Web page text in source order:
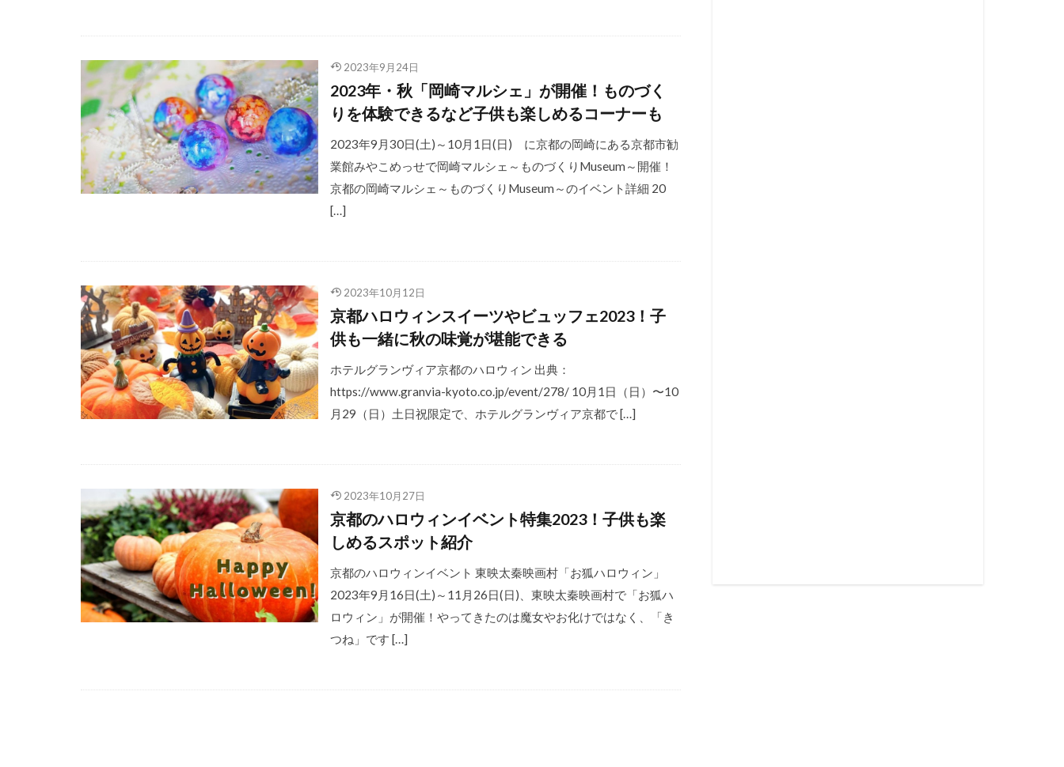
2023年9月24日
2023年・秋「岡崎マルシェ」が開催！ものづく
りを体験できるなど子供も楽しめるコーナーも
2023年9月30日(土)～10月1日(日) に京都の岡崎にある京都市勧
業館みやこめっせで岡崎マルシェ～ものづくりMuseum～開催！
京都の岡崎マルシェ～ものづくりMuseum～のイベント詳細 20
[…]
2023年10月12日
京都ハロウィンスイーツやビュッフェ2023！子
供も一緒に秋の味覚が堪能できる
ホテルグランヴィア京都のハロウィン 出典：
https://www.granvia-kyoto.co.jp/event/278/ 10月1日（日）〜10
月29（日）土日祝限定で、ホテルグランヴィア京都で […]
2023年10月27日
京都のハロウィンイベント特集2023！子供も楽
しめるスポット紹介
京都のハロウィンイベント 東映太秦映画村「お狐ハロウィン」
2023年9月16日(土)～11月26日(日)、東映太秦映画村で「お狐ハ
ロウィン」が開催！やってきたのは魔女やお化けではなく、「き
つね」です […]